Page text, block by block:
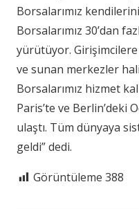
Borsalarımız
Borsalarımız 30’dan
yürütüyor.
ve sunan merkezler
Borsalarımız hizmet
Paris’te ve Berlin’deki
ulaştı. Tüm dünyaya
geldi” dedi.
Görüntüleme 388